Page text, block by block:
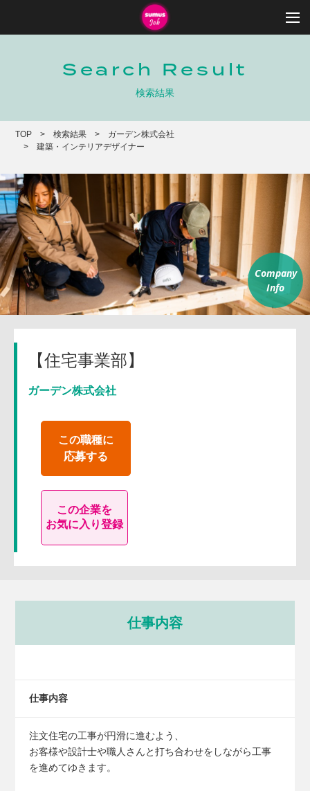
Search Result
検索結果
TOP 検索結果
ガーデン株式会社
建築・インテリアデザイナー
Company
Info
【住宅事業部】
ガーデン株式会社
この職種に
応募する
この企業を
お気に入り登録
仕事内容
仕事内容
注文住宅の工事が円滑に進むよう、
お客様や設計士や職人さんと打ち合わせをしながら工事
を進めてゆきます。